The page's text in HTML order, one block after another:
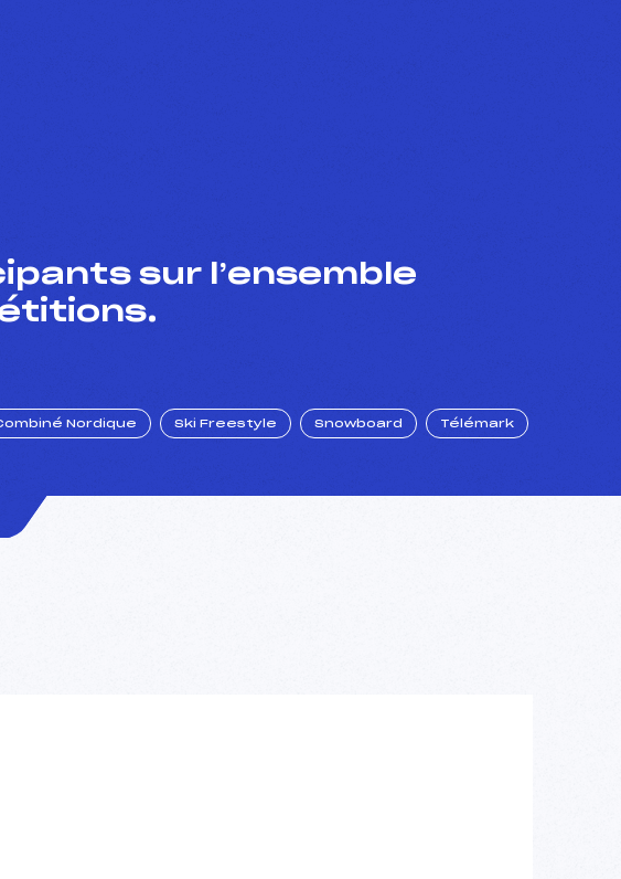
sur l’ensemble
Nordique Ski Freestyle Snowboard Télémark